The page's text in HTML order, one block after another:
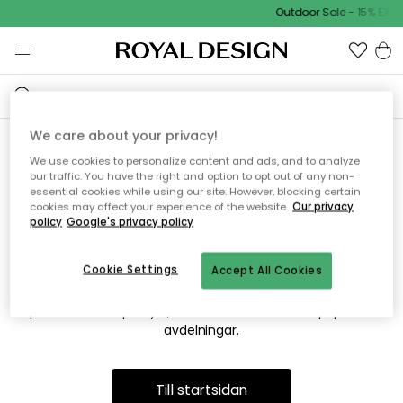
Outdoor Sale - 15%
Vi hittar tyvärr inte sidan du
söker
Detta kan bero på att sidan inte längre finns eller att den har
flyttats. Vi ber om ursäkt för besväret. I menyn ovan kan du
prova att söka på nytt, eller besöka en av våra populära
avdelningar.
Till startsidan
We care about your privacy!
We use cookies to personalize content and ads, and to analyze
our traffic. You have the right and option to opt out of any non-
essential cookies while using our site. However, blocking certain
cookies may affect your experience of the website. Our privacy
policy Google's privacy policy
Accept All Cookies
Cookie Settings